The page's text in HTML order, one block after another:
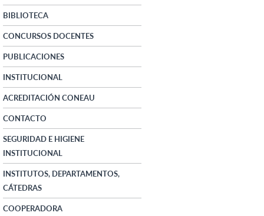
BIBLIOTECA
CONCURSOS DOCENTES
PUBLICACIONES
INSTITUCIONAL
ACREDITACIÓN CONEAU
CONTACTO
SEGURIDAD E HIGIENE
INSTITUCIONAL
INSTITUTOS, DEPARTAMENTOS,
CÁTEDRAS
COOPERADORA